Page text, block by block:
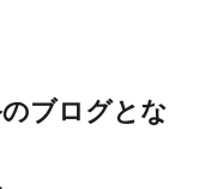
ブログとな